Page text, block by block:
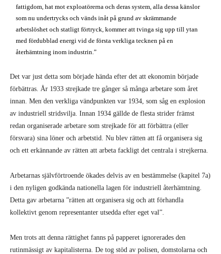
fattigdom, hat mot exploatörerna och deras system, alla dessa känslor
som nu undertrycks och vänds inåt på grund av skrämmande
arbetslöshet och statligt förtryck, kommer att tvinga sig upp till ytan
med fördubblad energi vid de första verkliga tecknen på en
återhämtning inom industrin.”
Det var just detta som började hända efter det att ekonomin började
förbättras. År 1933 strejkade tre gånger så många arbetare som året
innan. Men den verkliga vändpunkten var 1934, som såg en explosion
av industriell stridsvilja. Innan 1934 gällde de flesta strider främst
redan organiserade arbetare som strejkade för att förbättra (eller
försvara) sina löner och arbetstid. Nu blev rätten att få organisera sig
och ett erkännande av rätten att arbeta fackligt det centrala i strejkerna.
Arbetarnas självförtroende ökades delvis av en bestämmelse (kapitel 7a)
i den nyligen godkända nationella lagen för industriell återhämtning.
Detta gav arbetarna ”rätten att organisera sig och att förhandla
kollektivt genom representanter utsedda efter eget val”.
Men trots att denna rättighet fanns på papperet ignorerades den
rutinmässigt av kapitalisterna. De tog stöd av polisen, domstolarna och